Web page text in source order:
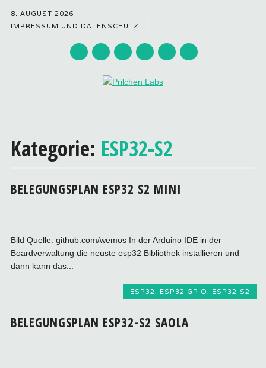
8. AUGUST 2026
IMPRESSUM UND DATENSCHUTZ
springen
Kategorie: ESP32-S2
BELEGUNGSPLAN ESP32 S2 MINI
Bild Quelle: github.com/wemos In der Arduino IDE in der
Boardverwaltung die neuste esp32 Bibliothek installieren und
dann kann das...
ESP32, ESP32 GPIO, ESP32-S2
BELEGUNGSPLAN ESP32-S2 SAOLA